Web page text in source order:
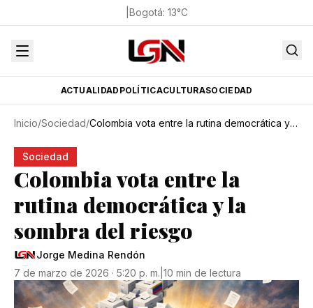
Bogotá: 13°C
ACTUALIDAD POLÍTICACULTURASOCIEDAD
Inicio/Sociedad/ Colombia vota entre la rutina democrática y la sombra del riesgo
Sociedad
Colombia vota entre la
rutina democrática y la
sombra del riesgo
Jorge Medina Rendón
7 de marzo de 2026 · 5:20 p. m. 10 min de lectura